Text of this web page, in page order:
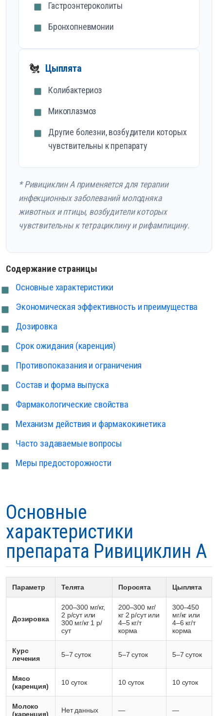
Гастроэнтероколиты
Бронхопневмонии
🐔 Цыплята
Колибактериоз
Микоплазмоз
Другие болезни, возбудители которых
чувствительны к препарату
* Ривициклин А применяется для терапии
инфекционных заболеваний молодняка
животных и птицы, возбудители которых
чувствительны к тетрациклину и рифампицину.
Содержание страницы
Основные характеристики
Экономическая эффективность и преимущества
Дозировка
Срок ожидания (каренция)
Противопоказания и ограничения
Состав и форма выпуска
Фармакологические свойства
Механизм действия и фармакокинетика
Часто задаваемые вопросы
Меры предосторожности
Основные
характеристики
препарата Ривициклин А
Параметр Телята Поросята Цыплята
Дозировка
200–300 мг/кг,
2 р/сут или
300 мг/кг 1 р/
сут
200–300 мг/
кг 2 р/сут или
4–5 кг/т
корма
300–450
мг/кг или
4–6 кг/т
корма
Курс
лечения
5–7 суток 5–7 суток 5–7 суток
Мясо
(каренция)
10 суток 10 суток 10 суток
Молоко
(каренция)
Нет данных — —